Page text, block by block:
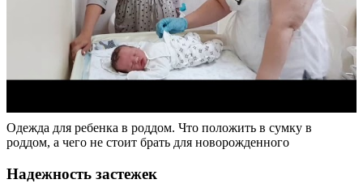
Одежда для ребенка в роддом. Что положить в сумку в
роддом, а чего не стоит брать для новорожденного
Надежность застежек